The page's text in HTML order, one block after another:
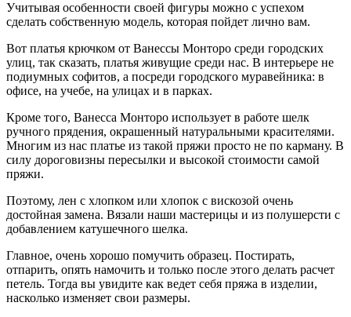
Учитывая особенности своей фигуры можно с успехом
сделать собственную модель, которая пойдет лично вам.
Вот платья крючком от Ванессы Монторо среди городских
улиц, так сказать, платья живущие среди нас. В интерьере не
подиумных софитов, а посреди городского муравейника: в
офисе, на учебе, на улицах и в парках.
Кроме того, Ванесса Монторо использует в работе шелк
ручного прядения, окрашенный натуральными красителями.
Многим из нас платье из такой пряжи просто не по карману. В
силу дороговизны пересылки и высокой стоимости самой
пряжи.
Поэтому, лен с хлопком или хлопок с вискозой очень
достойная замена. Вязали наши мастерицы и из полушерсти с
добавлением катушечного шелка.
Главное, очень хорошо помучить образец. Постирать,
отпарить, опять намочить и только после этого делать расчет
петель. Тогда вы увидите как ведет себя пряжа в изделии,
насколько изменяет свои размеры.